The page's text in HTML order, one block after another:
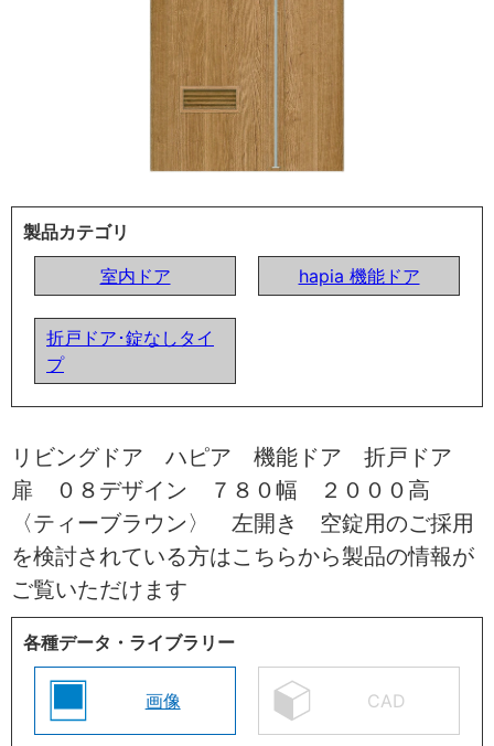
製品カテゴリ
室内ドア
hapia 機能ドア
折戸ドア･錠なしタイ
プ
リビングドア ハピア 機能ドア 折戸ドア
扉 ０８デザイン ７８０幅 ２０００高
〈ティーブラウン〉 左開き 空錠用のご採用
を検討されている方はこちらから製品の情報が
ご覧いただけます
各種データ・ライブラリー
画像 CAD